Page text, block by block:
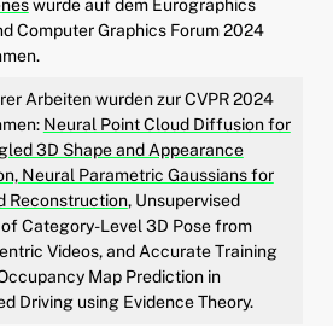
wurde auf dem Eurographics
Computer Graphics Forum 2024
Arbeiten wurden zur CVPR 2024
Neural Point Cloud Diffusion for
3D Shape and Appearance
Neural Parametric Gaussians for
Reconstruction, Unsupervised
Category-Level 3D Pose from
Videos, and Accurate Training
Map Prediction in
Driving using Evidence Theory.